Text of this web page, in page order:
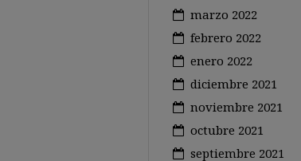
marzo 2022
febrero 2022
enero 2022
diciembre 2021
noviembre 2021
octubre 2021
septiembre 2021